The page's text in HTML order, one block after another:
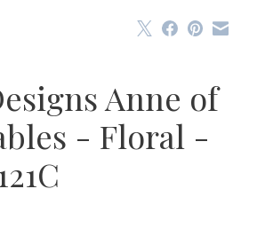
Anne of
- Floral -